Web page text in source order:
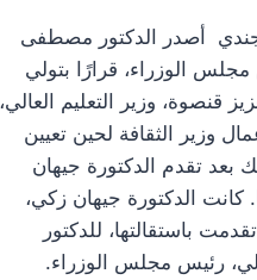
أصدر الدكتور مصطفى
الوزراء، قرارًا بتولي
قنصوة، وزير التعليم العالي،
وزير الثقافة لحين تعيين
بعد تقدم الدكتورة جيهان
كانت الدكتورة جيهان زكي،
باستقالتها، للدكتور
رئيس مجلس الوزراء.